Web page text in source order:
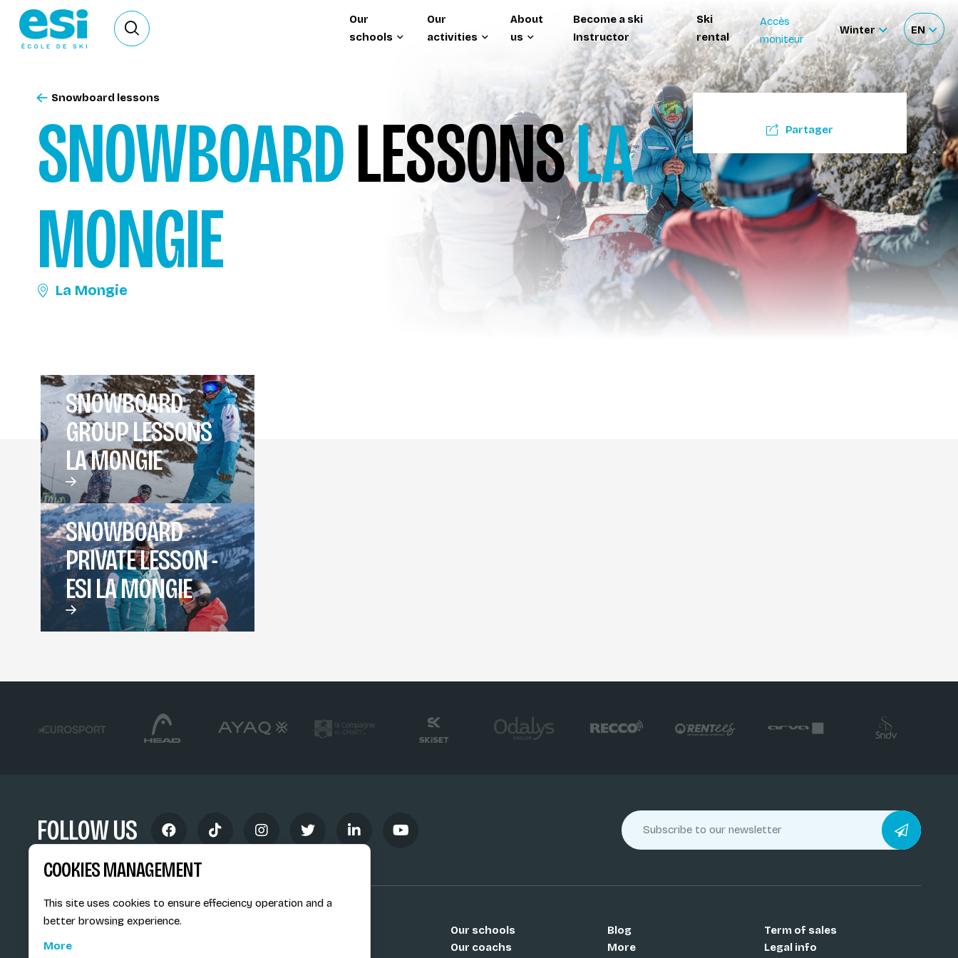
Ouvrir le formulaire de recherche
Our
schools
Our
activities
About
us
Become a ski
Instructor
Ski
rental
Accès
moniteur
Winter
Sélectionnez
le
site
EN
votre
langue
SNOWBOARDLESSONSLA
MONGIE
La Mongie
Snowboard lessons
Partager
SNOWBOARD
GROUP LESSONS
LA MONGIE
SNOWBOARD
PRIVATE LESSON -
ESI LA MONGIE
FOLLOW US
Our schools
Our coachs
Blog
More
Term of sales
Legal info
COOKIES MANAGEMENT
This site uses cookies to ensure effeciency operation and a
better browsing experience.
More